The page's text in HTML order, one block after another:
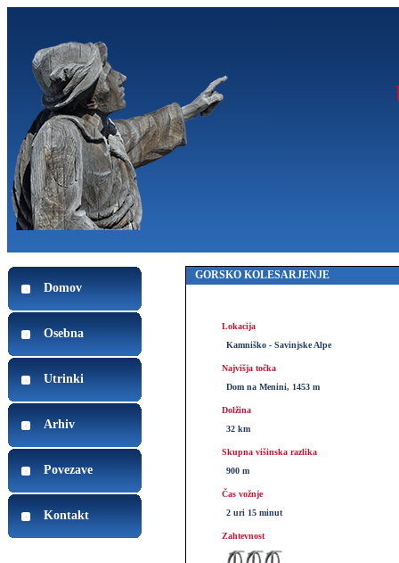
Domov
Osebna
Utrinki
Arhiv
Povezave
Kontakt
GORSKO KOLESARJENJE
Lokacija
Kamniško - Savinjske Alpe
Najvišja točka
Dom na Menini, 1453 m
Dolžina
32 km
Skupna višinska razlika
900 m
Čas vožnje
2 uri 15 minut
Zahtevnost